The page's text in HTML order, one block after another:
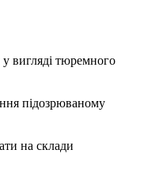
у вигляді тюремного
підозрюваному
на склади